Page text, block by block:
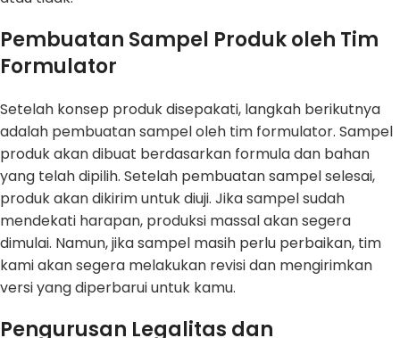
Pembuatan Sampel Produk oleh Tim
Formulator
Setelah konsep produk disepakati, langkah berikutnya
adalah pembuatan sampel oleh tim formulator. Sampel
produk akan dibuat berdasarkan formula dan bahan
yang telah dipilih. Setelah pembuatan sampel selesai,
produk akan dikirim untuk diuji. Jika sampel sudah
mendekati harapan, produksi massal akan segera
dimulai. Namun, jika sampel masih perlu perbaikan, tim
kami akan segera melakukan revisi dan mengirimkan
versi yang diperbarui untuk kamu.
Pengurusan Legalitas dan